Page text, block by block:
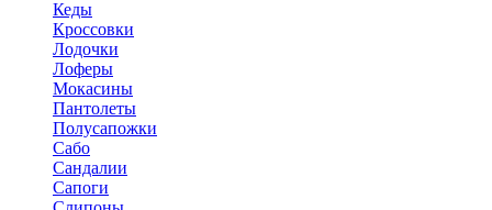
Кеды
Кроссовки
Лодочки
Лоферы
Мокасины
Пантолеты
Полусапожки
Сабо
Сандалии
Сапоги